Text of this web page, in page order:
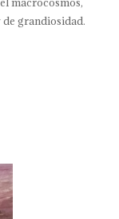
grandiosidad.
&